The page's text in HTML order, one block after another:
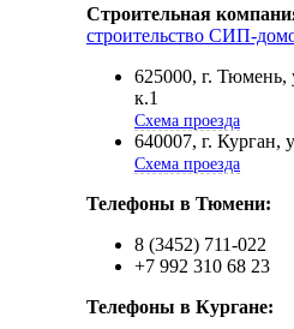
Строительная
строительство СИП-
625000, г.
к.1
Схема проезда
640007, г. Курган,
Схема проезда
Телефоны в Тюмени:
8 (3452) 711-022
+7 992 310 68 23
Телефоны в Кургане: